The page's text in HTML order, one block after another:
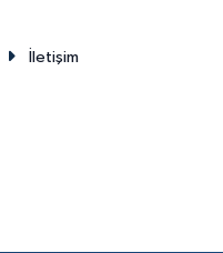
İletişim